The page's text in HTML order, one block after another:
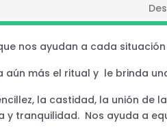
nos ayudan a cada
más el ritual y le brinda
la castidad, la unión
tranquilidad. Nos ayuda a